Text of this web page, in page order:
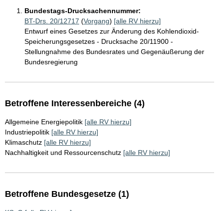
Bundestags-Drucksachennummer:
BT-Drs. 20/12717 (Vorgang) [alle RV hierzu]
Entwurf eines Gesetzes zur Änderung des Kohlendioxid-
Speicherungsgesetzes - Drucksache 20/11900 -
Stellungnahme des Bundesrates und Gegenäußerung der
Bundesregierung
Betroffene Interessenbereiche (4)
Allgemeine Energiepolitik [alle RV hierzu]
Industriepolitik [alle RV hierzu]
Klimaschutz [alle RV hierzu]
Nachhaltigkeit und Ressourcenschutz [alle RV hierzu]
Betroffene Bundesgesetze (1)